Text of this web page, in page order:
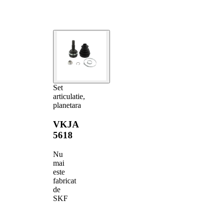
Set
articulatie,
planetara
VKJA
5618
Nu
mai
este
fabricat
de
SKF